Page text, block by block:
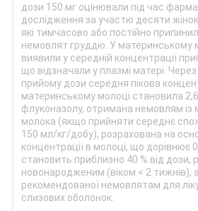
дози 150 мг оцінювали під час
дослідження за участю десяти жінок
які тимчасово або постійно
немовлят груддю. У материнському
виявили у середній концентрації
що відзначали у плазмі матері.
прийому дози середня пікова
материнському молоці становила
флуконазолу, отримана немовлям із
молока (якщо прийняти середнє
150 мл/кг/добу), розрахована на
концентрації в молоці, що дорівнює
становить приблизно 40 % від дози,
новонародженим (віком < 2 тижнів),
рекомендованої немовлятам для
слизових оболонок.